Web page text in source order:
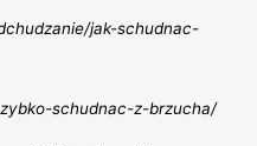
jak-schudnac-
schudnac-z-brzucha/